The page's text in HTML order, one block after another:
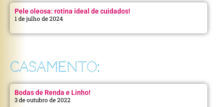
Pele oleosa: rotina ideal de cuidados!
1 de julho de 2024
CASAMENTO:
Bodas de Renda e Linho!
3 de outubro de 2022